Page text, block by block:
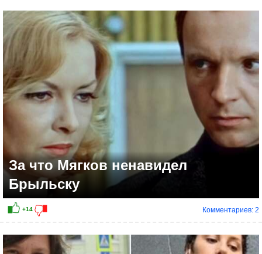
За что Мягков ненавидел
Брыльску
Комментариев: 2